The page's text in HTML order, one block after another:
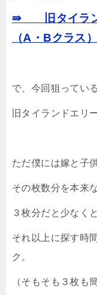
⇛ 旧タイラン
（A・Bクラス）
で、今回狙ってい
旧タイランドエリ
ただ僕には嫁と子
その枚数分を本来
３枚分だと少なく
それ以上に探す時
ク。
（そもそも３枚も